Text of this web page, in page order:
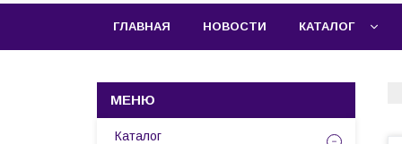
ГЛАВНАЯ НОВОСТИ КАТАЛОГ
Каталог